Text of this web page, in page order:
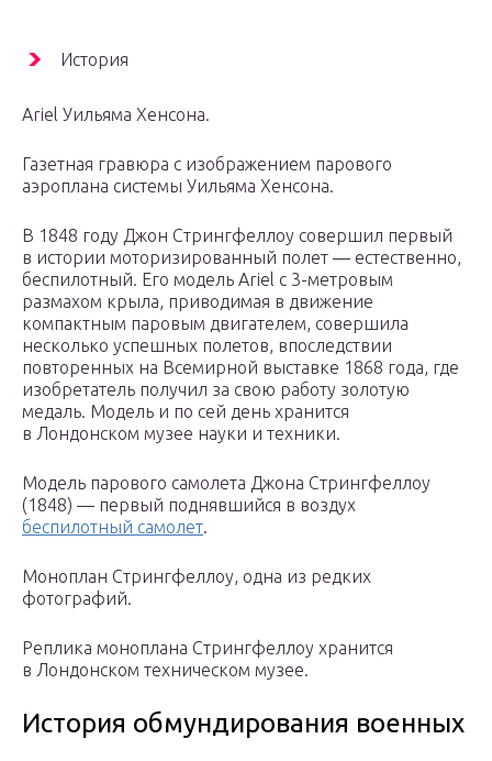
История
Ariel Уильяма Хенсона.
Газетная гравюра с изображением парового
аэроплана системы Уильяма Хенсона.
В 1848 году Джон Стрингфеллоу совершил первый
в истории моторизированный полет — естественно,
беспилотный. Его модель Ariel с 3-метровым
размахом крыла, приводимая в движение
компактным паровым двигателем, совершила
несколько успешных полетов, впоследствии
повторенных на Всемирной выставке 1868 года, где
изобретатель получил за свою работу золотую
медаль. Модель и по сей день хранится
в Лондонском музее науки и техники.
Модель парового самолета Джона Стрингфеллоу
(1848) — первый поднявшийся в воздух
беспилотный самолет.
Моноплан Стрингфеллоу, одна из редких
фотографий.
Реплика моноплана Стрингфеллоу хранится
в Лондонском техническом музее.
История обмундирования военных